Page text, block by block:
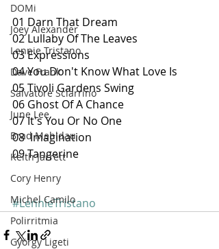
DOMi
Joey Alexander
Lennie Tristano
Dave Frank
Salvatore Sciarrino
June Lee
Brad Mehldau
Keith Jarrett
Cory Henry
Michel Camilo
Polirritmia
György Ligeti
01 Darn That Dream
02 Lullaby Of The Leaves
03 Expressions
04 You Don't Know What Love Is
05 Tivoli Gardens Swing
06 Ghost Of A Chance
07 It's You Or No One
08  Imagination
09 Tangerine﻿
#LennieTristano